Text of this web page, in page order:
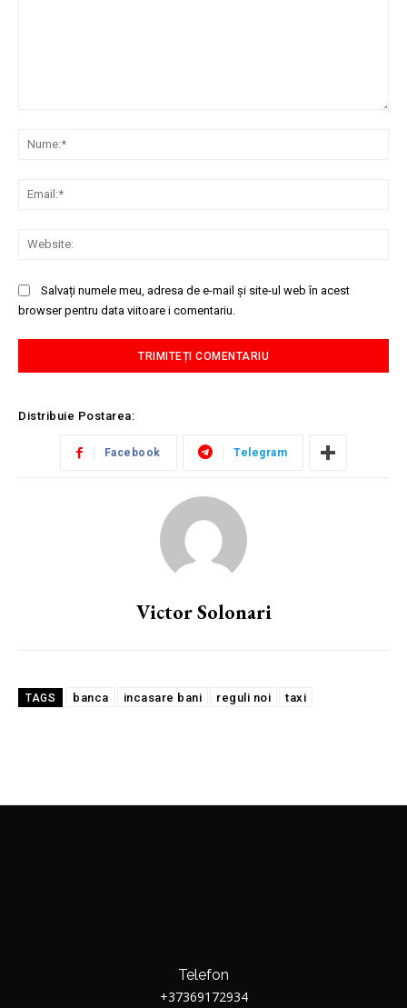
Salvați numele meu, adresa de e-mail și site-ul web în acest
browser pentru data viitoare i comentariu.
Distribuie Postarea:
Facebook Telegram
Victor Solonari
TAGS banca incasare bani reguli noi taxi
Telefon
+37369172934